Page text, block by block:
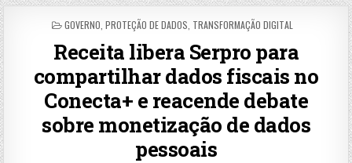
POSTED
GOVERNO PROTEÇÃO DE DADOS TRANSFORMAÇÃO DIGITAL
Receita libera Serpro para
compartilhar dados fiscais no
Conecta+ e reacende debate
sobre monetização de dados
pessoais